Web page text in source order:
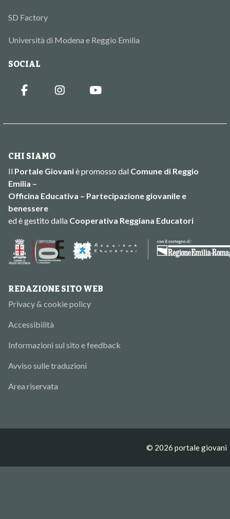
SD Factory
Università di Modena e Reggio Emilia
SOCIAL
CHI SIAMO
Il Portale Giovaniè promosso dal Comune di Reggio
Emilia –
Officina Educativa – Partecipazione giovanile e
benessere
ed è gestito dalla Cooperativa Reggiana Educatori
REDAZIONE SITO WEB
Privacy & cookie policy
Accessibilità
Informazioni sul sito e feedback
Avviso sulle traduzioni
Area riservata
© 2026 portale giovani